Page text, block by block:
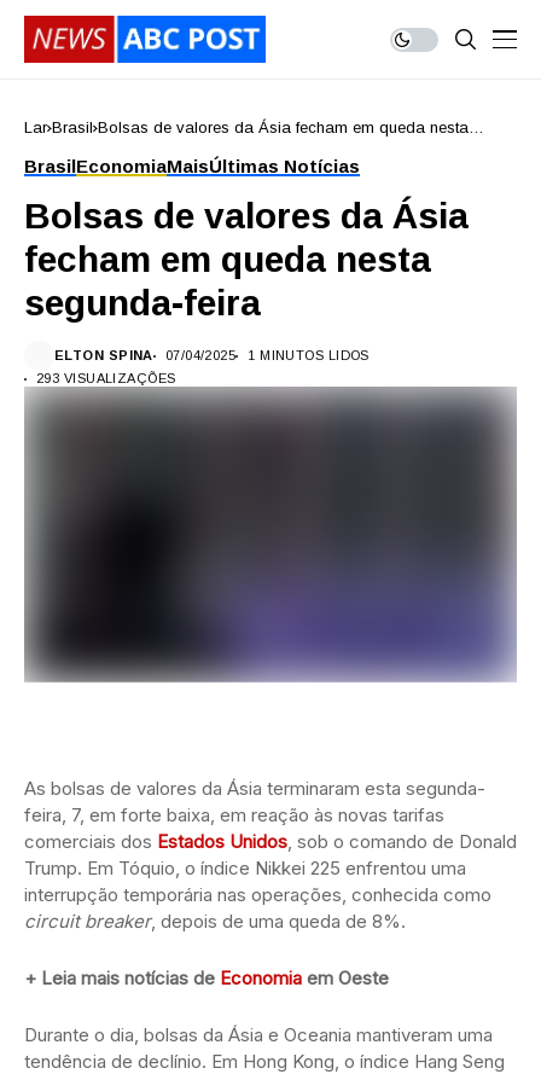
Lar Brasil Bolsas de valores da Ásia fecham em queda nesta
BrasilEconomiaMaisÚltimas Notícias
Bolsas de valores da Ásia
fecham em queda nesta
segunda-feira
ELTON SPINA 07/04/2025
1 MINUTOS LIDOS
293 VISUALIZAÇÕES
As bolsas de valores da Ásia terminaram esta segunda-
feira, 7, em forte baixa, em reação às novas tarifas
comerciais dos Estados Unidos , sob o comando de Donald
Trump. Em Tóquio, o índice Nikkei 225 enfrentou uma
interrupção temporária nas operações, conhecida como
circuit breaker, depois de uma queda de 8%.
+ Leia mais notícias de Economia em Oeste
Durante o dia, bolsas da Ásia e Oceania mantiveram uma
tendência de declínio. Em Hong Kong, o índice Hang Seng